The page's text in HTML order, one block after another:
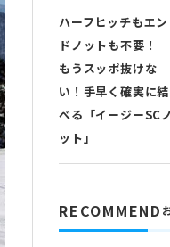
ハーフヒッチもエン
ドノットも不要！
もうスッポ抜けな
い！手早く確実に結
べる「イージーSCノ
ット」
RECOMMEND